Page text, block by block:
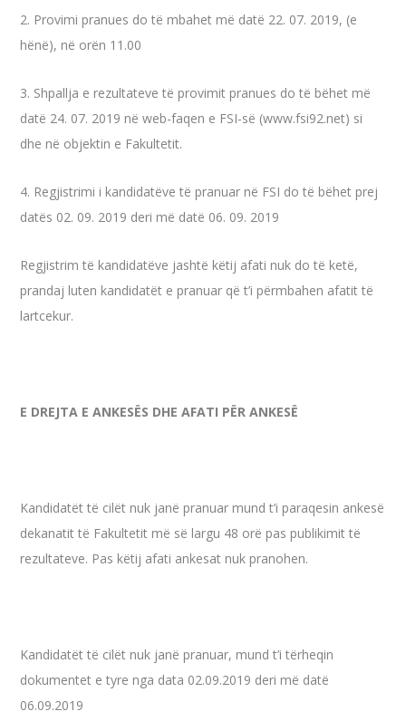
2. Provimi pranues do të mbahet më datë 22. 07. 2019, (e
hënë), në orën 11.00
3. Shpallja e rezultateve të provimit pranues do të bëhet më
datë 24. 07. 2019 në web-faqen e FSI-së (www.fsi92.net) si
dhe në objektin e Fakultetit.
4. Regjistrimi i kandidatëve të pranuar në FSI do të bëhet prej
datës 02. 09. 2019 deri më datë 06. 09. 2019
Regjistrim të kandidatëve jashtë këtij afati nuk do të ketë,
prandaj luten kandidatët e pranuar që t’i përmbahen afatit të
lartcekur.
E DREJTA E ANKESËS DHE AFATI PËR ANKESË
Kandidatët të cilët nuk janë pranuar mund t’i paraqesin ankesë
dekanatit të Fakultetit më së largu 48 orë pas publikimit të
rezultateve. Pas këtij afati ankesat nuk pranohen.
Kandidatët të cilët nuk janë pranuar, mund t’i tërheqin
dokumentet e tyre nga data 02.09.2019 deri më datë
06.09.2019